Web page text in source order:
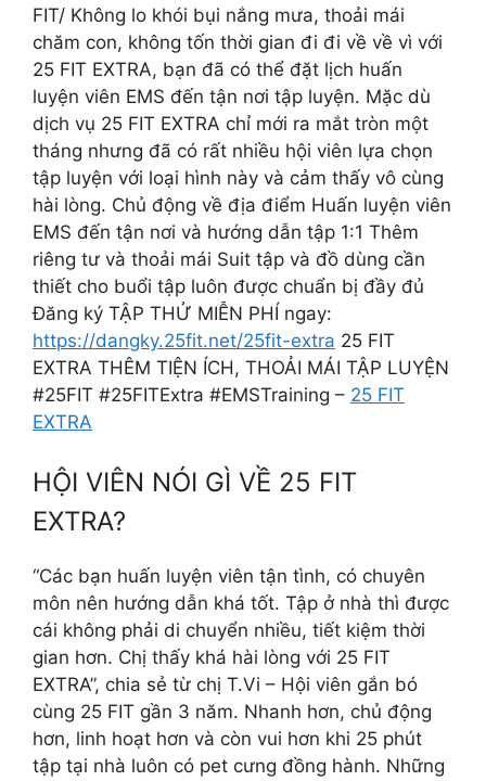
FIT/ Không lo khói bụi nắng mưa, thoải mái
chăm con, không tốn thời gian đi đi về về vì với
25 FIT EXTRA, bạn đã có thể đặt lịch huấn
luyện viên EMS đến tận nơi tập luyện. Mặc dù
dịch vụ 25 FIT EXTRA chỉ mới ra mắt tròn một
tháng nhưng đã có rất nhiều hội viên lựa chọn
tập luyện với loại hình này và cảm thấy vô cùng
hài lòng. Chủ động về địa điểm Huấn luyện viên
EMS đến tận nơi và hướng dẫn tập 1:1 Thêm
riêng tư và thoải mái Suit tập và đồ dùng cần
thiết cho buổi tập luôn được chuẩn bị đầy đủ
Đăng ký TẬP THỬ MIỄN PHÍ ngay:
https://dangky.25fit.net/25fit-extra 25 FIT
EXTRA THÊM TIỆN ÍCH, THOẢI MÁI TẬP LUYỆN
#25FIT #25FITExtra #EMSTraining – 25 FIT
EXTRA
HỘI VIÊN NÓI GÌ VỀ 25 FIT
EXTRA?
“Các bạn huấn luyện viên tận tình, có chuyên
môn nên hướng dẫn khá tốt. Tập ở nhà thì được
cái không phải di chuyển nhiều, tiết kiệm thời
gian hơn. Chị thấy khá hài lòng với 25 FIT
EXTRA”, chia sẻ từ chị T.Vi – Hội viên gắn bó
cùng 25 FIT gần 3 năm. Nhanh hơn, chủ động
hơn, linh hoạt hơn và còn vui hơn khi 25 phút
tập tại nhà luôn có pet cưng đồng hành. Những